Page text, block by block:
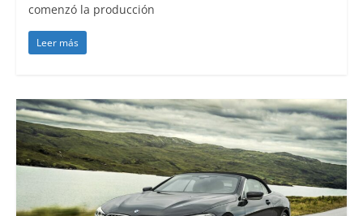
comenzó la producción
Leer más